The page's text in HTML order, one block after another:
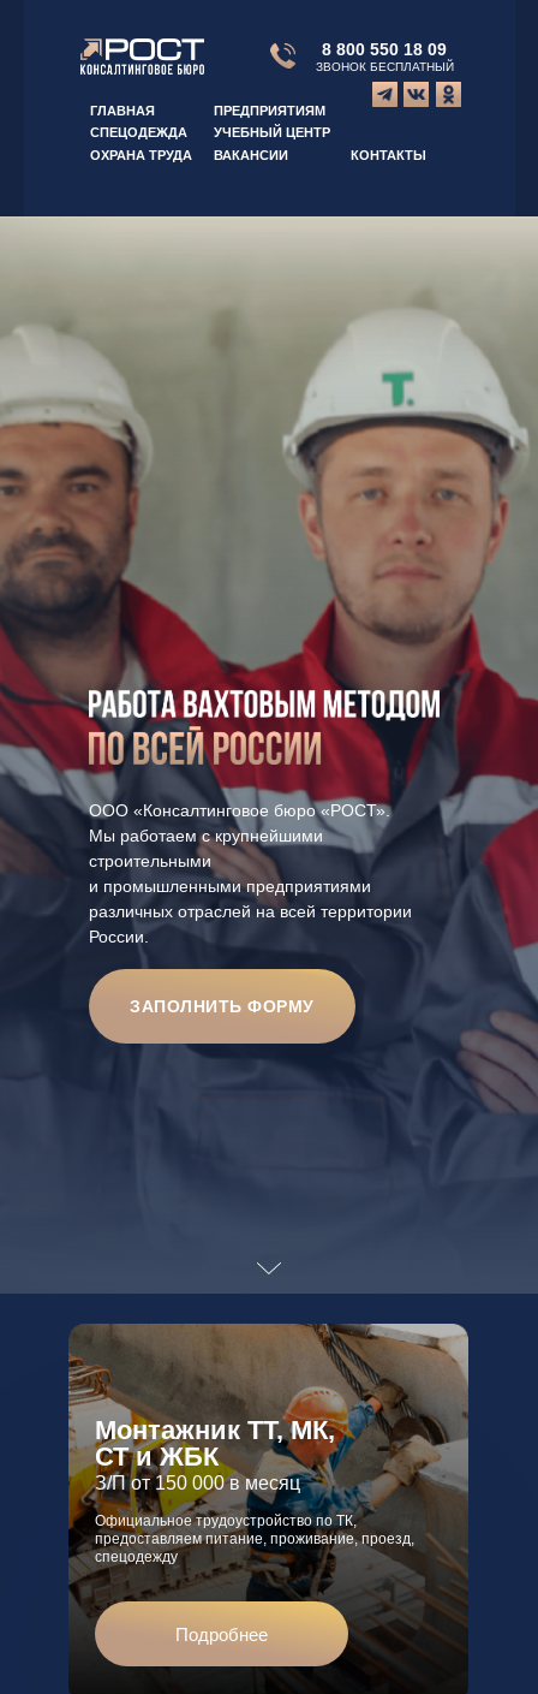
8 800 550 18 09
ЗВОНОК БЕСПЛАТНЫЙ
ГЛАВНАЯ
ПРЕДПРИЯТИЯМ
СПЕЦОДЕЖДА
ВАКАНСИИ
ОХРАНА ТРУДА
УЧЕБНЫЙ ЦЕНТР
КОНТАКТЫ
ООО «Консалтинговое бюро «РОСТ».
Мы работаем с крупнейшими
строительными
и промышленными предприятиями
различных отраслей на всей территории
России.
ЗАПОЛНИТЬ ФОРМУ
Монтажник ТТ, МК,
СТ и ЖБК
З/П от 150 000 в месяц
Официальное трудоустройство по ТК,
предоставляем питание, проживание, проезд,
спецодежду
Подробнее